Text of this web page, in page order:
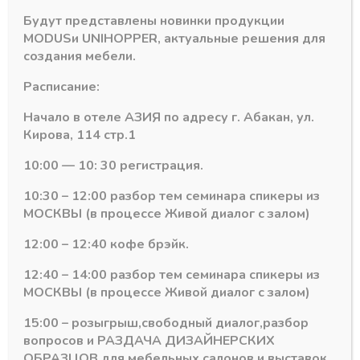
Ваши личные данные будут использоваться для
упрощения вашего дальнейшего взаимодействия с
сайтом, управления доступом к вашему аккаунту и
конфиденциальности
Регистрация
Подпишитесь на рассылку акций
#MODUS 6 #Система DTC
Будут представлены новинки продукции
MODUSи UNIHOPPER, актуальные решения для
создания мебели.
Расписание:
Начало в отеле АЗИЯ по адресу г. Абакан, ул.
Кирова, 114 стр.1
10:00 — 10: 30 регистрация.
10:30 – 12:00 разбор тем семинара спикеры из
МОСКВЫ (в процессе Живой диалог с залом)
12:00 – 12:40 кофе брэйк.
12:40 – 14:00 разбор тем семинара спикеры из
МОСКВЫ (в процессе Живой диалог с залом)
15:00 – розыгрыш,свободный диалог,разбор
вопросов и РАЗДАЧА ДИЗАЙНЕРСКИХ